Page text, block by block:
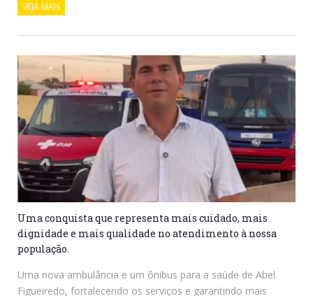
VEJA MAIS
Uma conquista que representa mais cuidado, mais
dignidade e mais qualidade no atendimento à nossa
população.
Uma nova ambulância e um ônibus para a saúde de Abel
Figueiredo, fortalecendo os serviços e garantindo mais